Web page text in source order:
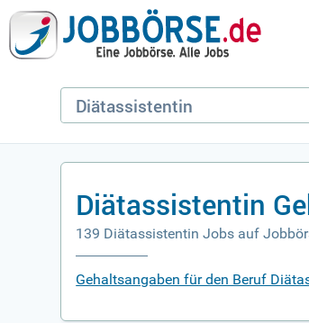
Diätassistentin
139 Diätassistentin Jobs auf
Gehaltsangaben für den Beruf